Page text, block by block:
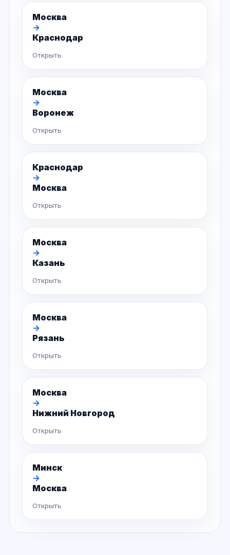
Москва
→
Краснодар
Открыть
Москва
→
Воронеж
Открыть
Краснодар
→
Москва
Открыть
Москва
→
Казань
Открыть
Москва
→
Рязань
Открыть
Москва
→
Нижний Новгород
Открыть
Минск
→
Москва
Открыть